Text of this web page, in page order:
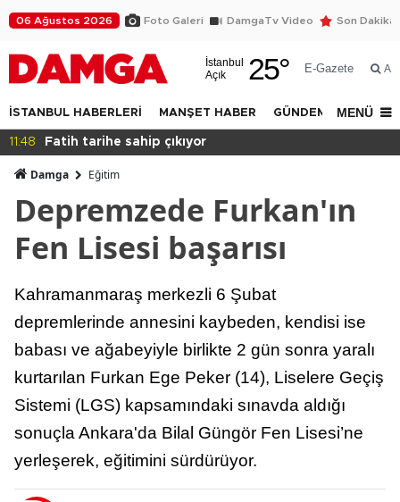
06 Ağustos 2026 Foto Galeri DamgaTv Video Son Dakika
İstanbul
Açık
25° E-Gazete Ara
İSTANBUL HABERLERİ MANŞET HABER GÜNDEM DÜNYA
MENÜ
11:48 Fatih tarihe sahip çıkıyor
Damga Eğitim
Depremzede Furkan'ın
Fen Lisesi başarısı
Kahramanmaraş merkezli 6 Şubat
depremlerinde annesini kaybeden, kendisi ise
babası ve ağabeyiyle birlikte 2 gün sonra yaralı
kurtarılan Furkan Ege Peker (14), Liselere Geçiş
Sistemi (LGS) kapsamındaki sınavda aldığı
sonuçla Ankara'da Bilal Güngör Fen Lisesi’ne
yerleşerek, eğitimini sürdürüyor.